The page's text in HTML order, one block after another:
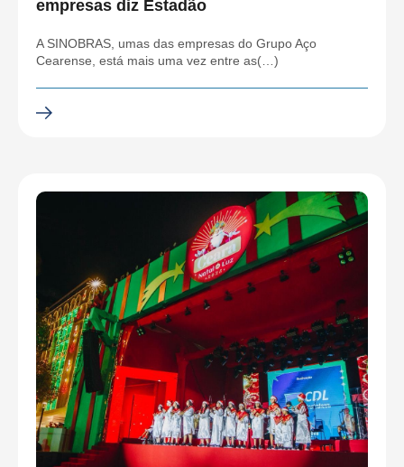
empresas diz Estadão
A SINOBRAS, umas das empresas do Grupo Aço
Cearense, está mais uma vez entre as(…)